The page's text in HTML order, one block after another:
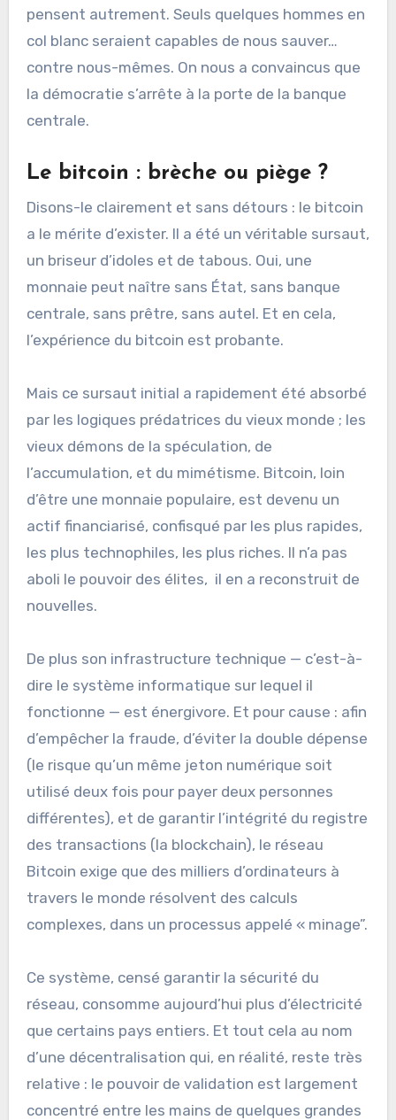
pensent autrement. Seuls quelques hommes en
col blanc seraient capables de nous sauver…
contre nous-mêmes. On nous a convaincus que
la démocratie s’arrête à la porte de la banque
centrale.
Le bitcoin : brèche ou piège ?
Disons-le clairement et sans détours : le bitcoin
a le mérite d’exister. Il a été un véritable sursaut,
un briseur d’idoles et de tabous. Oui, une
monnaie peut naître sans État, sans banque
centrale, sans prêtre, sans autel. Et en cela,
l’expérience du bitcoin est probante.
Mais ce sursaut initial a rapidement été absorbé
par les logiques prédatrices du vieux monde ; les
vieux démons de la spéculation, de
l’accumulation, et du mimétisme. Bitcoin, loin
d’être une monnaie populaire, est devenu un
actif financiarisé, confisqué par les plus rapides,
les plus technophiles, les plus riches. Il n’a pas
aboli le pouvoir des élites, il en a reconstruit de
nouvelles.
De plus son infrastructure technique — c’est-à-
dire le système informatique sur lequel il
fonctionne — est énergivore. Et pour cause : afin
d’empêcher la fraude, d’éviter la double dépense
(le risque qu’un même jeton numérique soit
utilisé deux fois pour payer deux personnes
différentes), et de garantir l’intégrité du registre
des transactions (la blockchain), le réseau
Bitcoin exige que des milliers d’ordinateurs à
travers le monde résolvent des calculs
complexes, dans un processus appelé « minage”.
Ce système, censé garantir la sécurité du
réseau, consomme aujourd’hui plus d’électricité
que certains pays entiers. Et tout cela au nom
d’une décentralisation qui, en réalité, reste très
relative : le pouvoir de validation est largement
concentré entre les mains de quelques grandes